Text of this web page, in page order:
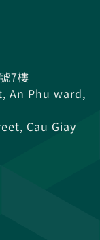
7樓
An Phu ward,
Cau Giay